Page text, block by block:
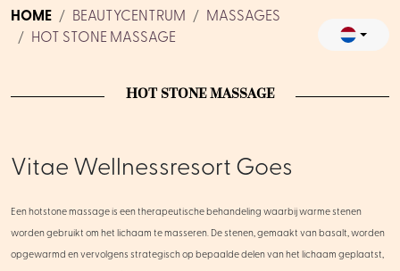
HOME BEAUTYCENTRUM
MASSAGES
HOT STONE MASSAGE
HOT STONE MASSAGE
Vitae Wellnessresort Goes
Een hotstone massage is een therapeutische behandeling waarbij warme stenen
worden gebruikt om het lichaam te masseren. De stenen, gemaakt van basalt, worden
opgewarmd en vervolgens strategisch op bepaalde delen van het lichaam geplaatst,